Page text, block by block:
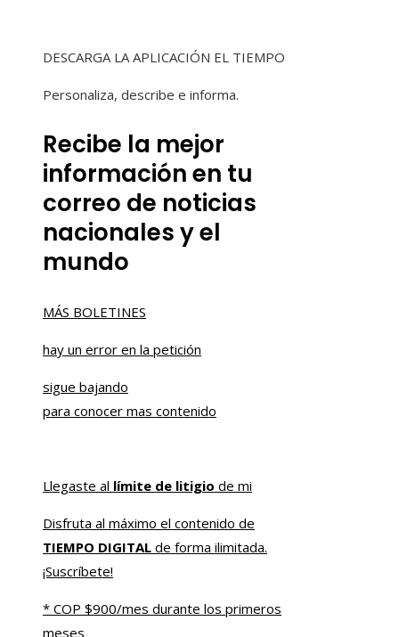
DESCARGA LA APLICACIÓN EL TIEMPO
Personaliza, describe e informa.
Recibe la mejor
información en tu
correo de noticias
nacionales y el
mundo
MÁS BOLETINES
hay un error en la petición
sigue bajando
para conocer mas contenido
Llegaste al límite de litigio de mi
Disfruta al máximo el contenido de
TIEMPO DIGITAL de forma ilimitada.
¡Suscríbete!
* COP $900/mes durante los primeros
meses